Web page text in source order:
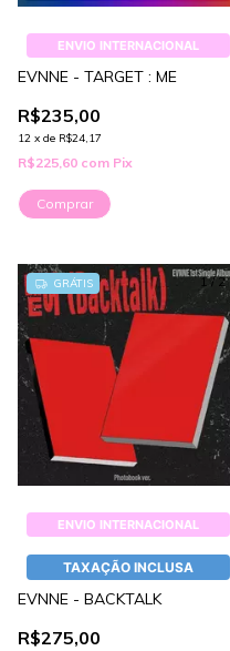
ENVIO INTERNACIONAL
EVNNE - TARGET : ME
R$235,00
12 x de R$24,17
R$225,60 com Pix
Comprar
1/2
GRÁTIS
ENVIO INTERNACIONAL
TAXAÇÃO INCLUSA
EVNNE - BACKTALK
R$275,00